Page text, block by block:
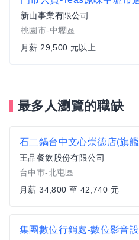
新山事業有限公司
桃園市-中壢區
月薪 29,500 元以上
最多人瀏覽的職缺
石二鍋台中文心崇德店(旗
王品餐飲股份有限公司
台中市-北屯區
月薪 34,800 至 42,740 元
集團數位⾏銷處-數位影音